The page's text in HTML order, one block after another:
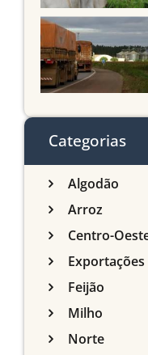
Categorias
Algodão
Arroz
Centro-
Exportações
Feijão
Milho
Norte